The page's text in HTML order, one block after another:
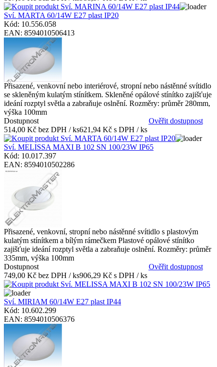
Sví. MARTA 60/14W E27 plast IP20
Kód: 10.556.058
EAN: 8594010506413
Přisazené, venkovní nebo interiérové, stropní nebo nástěnné svítidlo
se skleněným kulatým stínítkem. Skleněné opálové stínítko zajišťuje
ideání rozptyl světla a zabraňuje oslnění. Rozměry: průměr 280mm,
výška 100mm
Dostupnost
Ověřit dostupnost
514,00 Kč bez DPH / ks621,94 Kč s DPH / ks
Sví. MELISSA MAXI B 102 SN 100/23W IP65
Kód: 10.017.397
EAN: 8594010502286
Přisazené, venkovní, stropní nebo nástěnné svítidlo s plastovým
kulatým stínítkem a bílým rámečkem Plastové opálové stínítko
zajišťuje ideání rozptyl světla a zabraňuje oslnění. Rozměry: průměr
335mm, výška 100mm
Dostupnost
Ověřit dostupnost
749,00 Kč bez DPH / ks906,29 Kč s DPH / ks
Sví. MIRIAM 60/14W E27 plast IP44
Kód: 10.602.299
EAN: 8594010506376